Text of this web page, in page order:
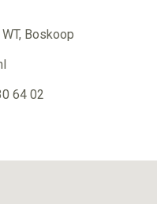
Boskoop
64 02